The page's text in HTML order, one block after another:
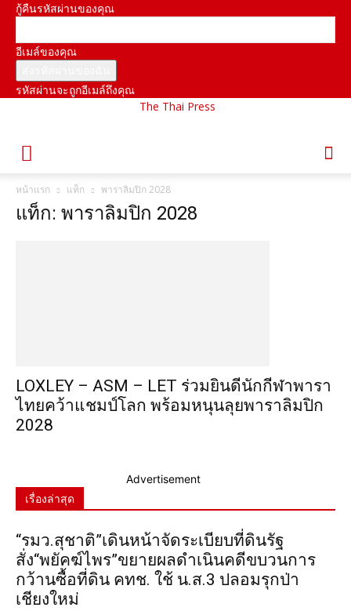
กู้คืนรหัสผ่านของคุณ
อีเมล์ของคุณ
รหัสผ่านจะถูกอีเมล์ถึงคุณ
The Thai Press
หน้าแรก แท็ก พาราลิมปิก 2028
แท็ก: พาราลิมปิก 2028
LOXLEY – ASM – LET ร่วมยินดีนักกีฬาพารา
ไทยคว้าแชมป์โลก พร้อมหนุนลุยพาราลิมปิก
2028
Advertisement
เรื่องล่าสุด
“รมว.สุชาติ”เดินหน้าจัดระเบียบที่ดินรัฐ
สั่ง“พยัคฆ์ไพร”ขยายผลดำเนินคดีขบวนการ
กว้านซื้อที่ดิน คทช. ใช้ น.ส.3 ปลอมรุกป่า
เชียงใหม่